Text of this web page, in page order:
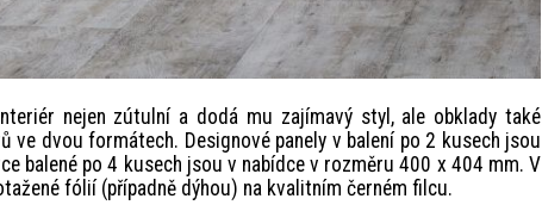
nejen zútulní a dodá mu zajímavý styl, ale obklady také
dvou formátech. Designové panely v balení po 2 kusech jsou
balené po 4 kusech jsou v nabídce v rozměru 400 x 404 mm. V
fólií (případně dýhou) na kvalitním černém filcu.